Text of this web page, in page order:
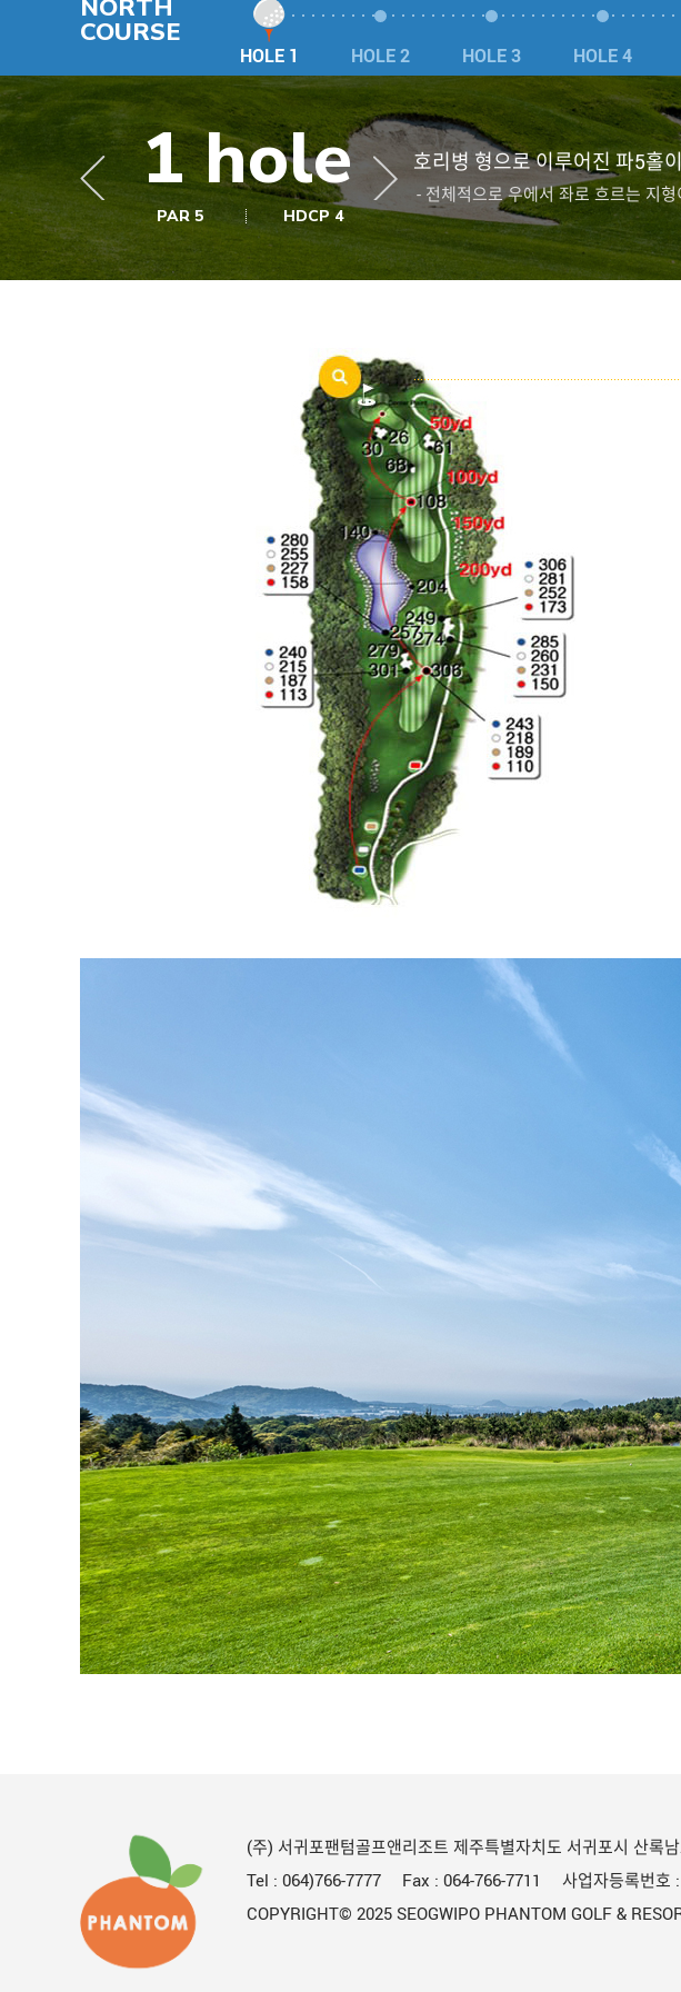
NORTH
COURSE
HOLE 1 HOLE 2 HOLE 3 HOLE 4
1 hole
PAR 5 HDCP 4
호리병 형으로 이루어진 파5홀
- 전체적으로 우에서 좌로 흐르는 지
(주) 서귀포팬텀골프앤리조트 제주특별자치도 서귀포시 산록
Tel : 064)766-7777 Fax : 064-766-7711 사업자등록번호 :
COPYRIGHT© 2025 SEOGWIPO PHANTOM GOLF &